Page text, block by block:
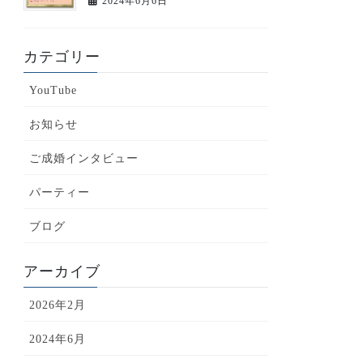
カテゴリー
YouTube
お知らせ
ご成婚インタビュー
パーティー
ブログ
アーカイブ
2026年2月
2024年6月